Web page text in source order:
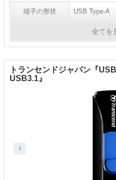
端子の形状 USB Type-A
USB3.1/全てを
トランセンドジャパン『
USB3.1』